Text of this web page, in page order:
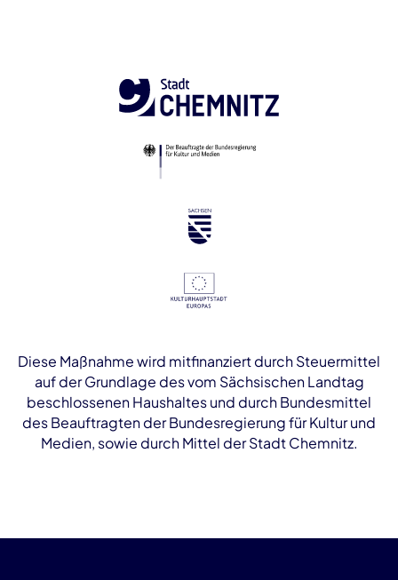
Diese Maßnahme wird mitfinanziert durch Steuermittel
auf der Grundlage des vom Sächsischen Landtag
beschlossenen Haushaltes und durch Bundesmittel
des Beauftragten der Bundesregierung für Kultur und
Medien, sowie durch Mittel der Stadt Chemnitz.